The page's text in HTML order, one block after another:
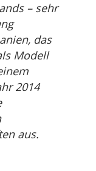
– sehr
das
Modell
2014
aus.